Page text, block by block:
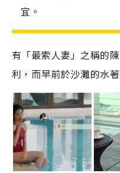
宜。
有「最索人妻」之稱的
利，而早前於沙灘的水